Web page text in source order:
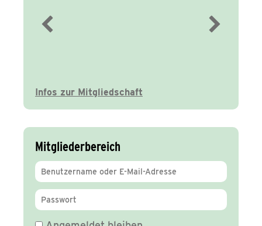
Infos zur Mitgliedschaft
Mitgliederbereich